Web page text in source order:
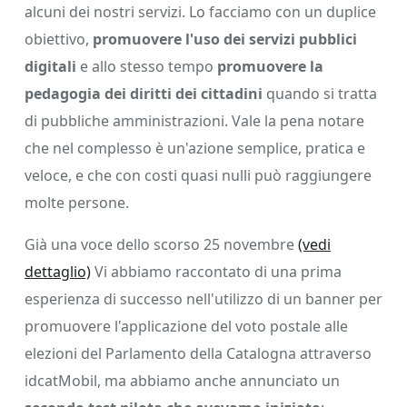
alcuni dei nostri servizi. Lo facciamo con un duplice
obiettivo, promuovere l'uso dei servizi pubblici
digitali e allo stesso tempo promuovere la
pedagogia dei diritti dei cittadini quando si tratta
di pubbliche amministrazioni. Vale la pena notare
che nel complesso è un'azione semplice, pratica e
veloce, e che con costi quasi nulli può raggiungere
molte persone.
Già una voce dello scorso 25 novembre(vedi
dettaglio)Vi abbiamo raccontato di una prima
esperienza di successo nell'utilizzo di un banner per
promuovere l'applicazione del voto postale alle
elezioni del Parlamento della Catalogna attraverso
idcatMobil, ma abbiamo anche annunciato un